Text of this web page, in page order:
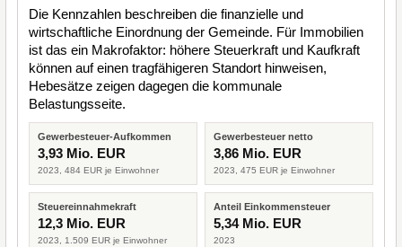
Die Kennzahlen beschreiben die finanzielle und
wirtschaftliche Einordnung der Gemeinde. Für Immobilien
ist das ein Makrofaktor: höhere Steuerkraft und Kaufkraft
können auf einen tragfähigeren Standort hinweisen,
Hebesätze zeigen dagegen die kommunale
Belastungsseite.
Gewerbesteuer-Aufkommen
3,93 Mio. EUR
2023, 484 EUR je Einwohner
Gewerbesteuer netto
3,86 Mio. EUR
2023, 475 EUR je Einwohner
Steuereinnahmekraft
12,3 Mio. EUR
2023, 1.509 EUR je Einwohner
Anteil Einkommensteuer
5,34 Mio. EUR
2023